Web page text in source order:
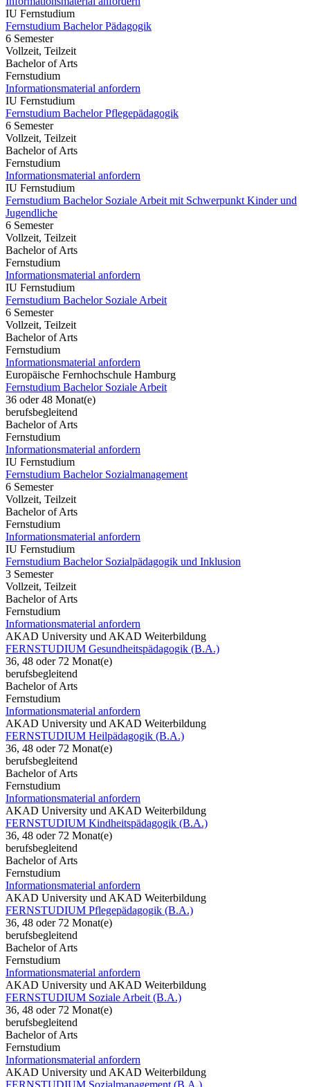
IU Fernstudium
Fernstudium Bachelor Pädagogik
6 Semester
Vollzeit, Teilzeit
Bachelor of Arts
Fernstudium
Informationsmaterial anfordern
IU Fernstudium
Fernstudium Bachelor Pflegepädagogik
6 Semester
Vollzeit, Teilzeit
Bachelor of Arts
Fernstudium
Informationsmaterial anfordern
IU Fernstudium
Fernstudium Bachelor Soziale Arbeit mit Schwerpunkt Kinder und
Jugendliche
6 Semester
Vollzeit, Teilzeit
Bachelor of Arts
Fernstudium
Informationsmaterial anfordern
IU Fernstudium
Fernstudium Bachelor Soziale Arbeit
6 Semester
Vollzeit, Teilzeit
Bachelor of Arts
Fernstudium
Informationsmaterial anfordern
Europäische Fernhochschule Hamburg
Fernstudium Bachelor Soziale Arbeit
36 oder 48 Monat(e)
berufsbegleitend
Bachelor of Arts
Fernstudium
Informationsmaterial anfordern
IU Fernstudium
Fernstudium Bachelor Sozialmanagement
6 Semester
Vollzeit, Teilzeit
Bachelor of Arts
Fernstudium
Informationsmaterial anfordern
IU Fernstudium
Fernstudium Bachelor Sozialpädagogik und Inklusion
3 Semester
Vollzeit, Teilzeit
Bachelor of Arts
Fernstudium
Informationsmaterial anfordern
AKAD University und AKAD Weiterbildung
FERNSTUDIUM Gesundheitspädagogik (B.A.)
36, 48 oder 72 Monat(e)
berufsbegleitend
Bachelor of Arts
Fernstudium
Informationsmaterial anfordern
AKAD University und AKAD Weiterbildung
FERNSTUDIUM Heilpädagogik (B.A.)
36, 48 oder 72 Monat(e)
berufsbegleitend
Bachelor of Arts
Fernstudium
Informationsmaterial anfordern
AKAD University und AKAD Weiterbildung
FERNSTUDIUM Kindheitspädagogik (B.A.)
36, 48 oder 72 Monat(e)
berufsbegleitend
Bachelor of Arts
Fernstudium
Informationsmaterial anfordern
AKAD University und AKAD Weiterbildung
FERNSTUDIUM Pflegepädagogik (B.A.)
36, 48 oder 72 Monat(e)
berufsbegleitend
Bachelor of Arts
Fernstudium
Informationsmaterial anfordern
AKAD University und AKAD Weiterbildung
FERNSTUDIUM Soziale Arbeit (B.A.)
36, 48 oder 72 Monat(e)
berufsbegleitend
Bachelor of Arts
Fernstudium
Informationsmaterial anfordern
AKAD University und AKAD Weiterbildung
FERNSTUDIUM Sozialmanagement (B.A.)